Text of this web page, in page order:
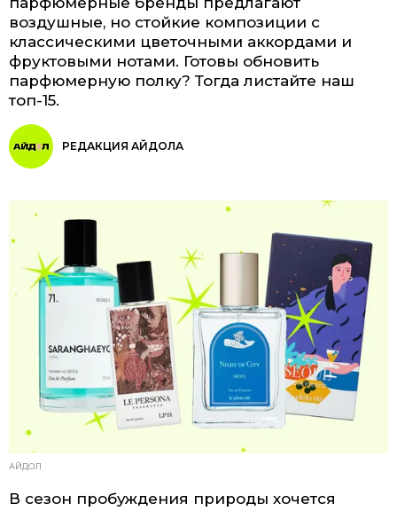
воздушные, но стойкие композиции с
классическими цветочными аккордами и
фруктовыми нотами. Готовы обновить
парфюмерную полку? Тогда листайте наш
топ-15.
РЕДАКЦИЯ АЙДОЛА
АЙДОЛ
В сезон пробуждения природы хочется